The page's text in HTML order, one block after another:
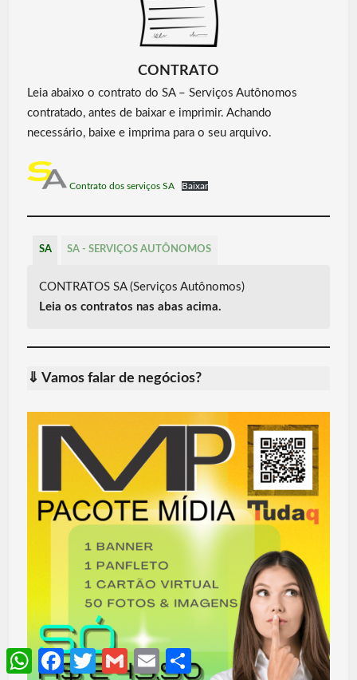
CONTRATO
Leia abaixo o contrato do SA – Serviços Autônomos
contratado, antes de baixar e imprimir. Achando
necessário, baixe e imprima para o seu arquivo.
Contrato dos serviços SA Baixar
SA SA - SERVIÇOS AUTÔNOMOS
CONTRATOS SA (Serviços Autônomos)
Leia os contratos nas abas acima.
⇓ Vamos falar de negócios?
WhatsAppFacebookTwitterGmail Email Share